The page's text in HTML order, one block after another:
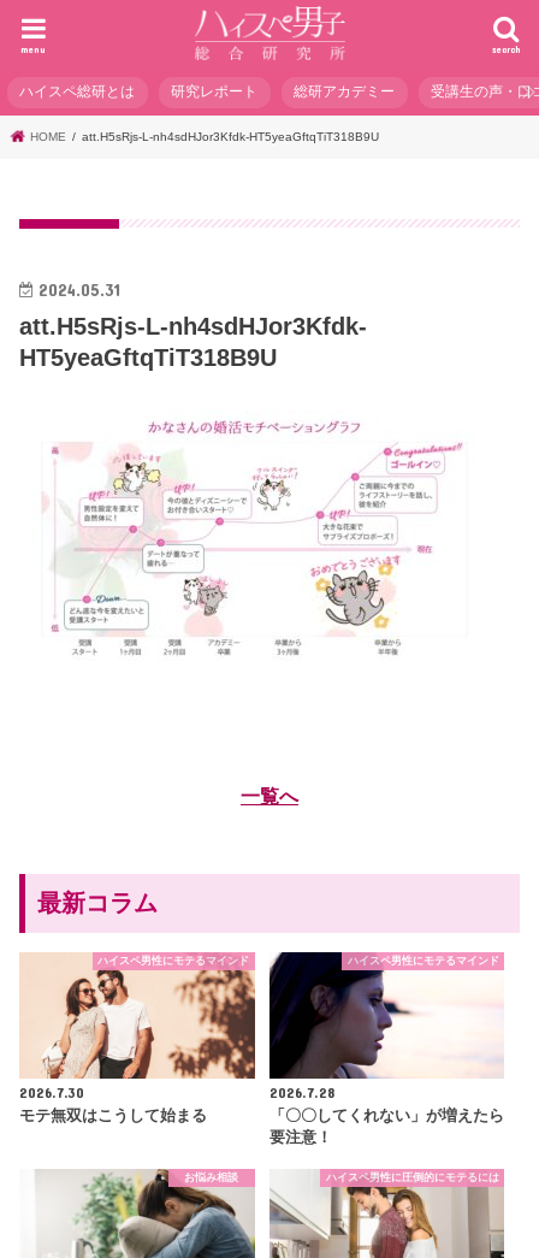
search
menu
ハイスペ総研とは 研究レポート 総研アカデミー 受講生の声・口
HOME att.H5sRjs-L-nh4sdHJor3Kfdk-HT5yeaGftqTiT318B9U
2024.05.31
att.H5sRjs-L-nh4sdHJor3Kfdk-
HT5yeaGftqTiT318B9U
一覧へ
最新コラム
ハイスペ男性にモテるマインド
2026.7.30
モテ無双はこうして始まる
ハイスペ男性にモテるマインド
2026.7.28
「〇〇してくれない」が増えたら
要注意！
お悩み相談 ハイスペ男性に圧倒的にモテるには